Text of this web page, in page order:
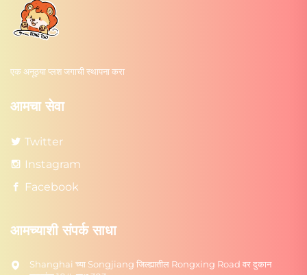
एक अनूठ्या प्लश जगाची स्थापना करा
आमचा सेवा
Twitter
Instagram
Facebook
आमच्याशी संपर्क साधा
Shanghai च्या Songjiang जिल्ह्यातील Rongxing Road वर दुकान